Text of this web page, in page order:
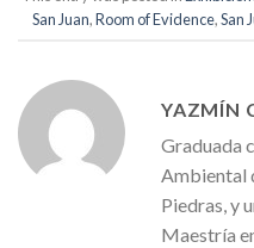
San Juan,Room of Evidence,San
YAZMÍN
Graduada
Ambiental
Piedras, y
Maestría